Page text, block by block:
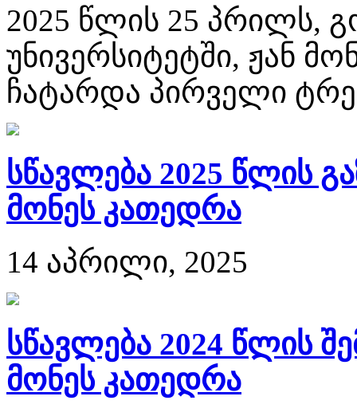
2025 წლის 25 პრილს,
უნივერსიტეტში, ჟან
ჩატარდა პირველი
სწავლება 2025 წლის
მონეს კათედრა
14 აპრილი, 2025
სწავლება 2024 წლის
მონეს კათედრა